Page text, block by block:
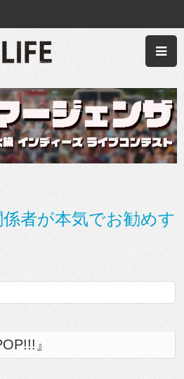
者が本気でお勧めす
』